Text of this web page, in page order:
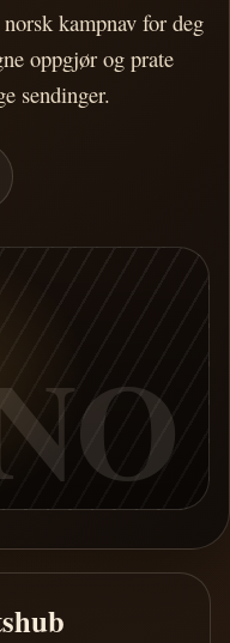
kampnav for deg
oppgjør og prate
sendinger.